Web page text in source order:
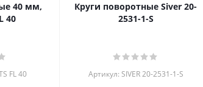
40 мм,
40
FL 40
Круги поворотные Siver 20-
2531-1-S
Артикул: SIVER 20-2531-1-S